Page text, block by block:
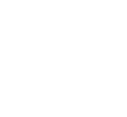
Se já teve de
é provável que